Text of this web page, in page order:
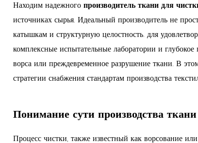
Находим надежного производитель ткани для
источниках сырья. Идеальный производитель не
катышкам и структурную целостность. для
комплексные испытательные лаборатории и
ворса или преждевременное разрушение ткани. В
стратегии снабжения стандартам производства
Понимание сути производства
Процесс чистки, также известный как ворсование